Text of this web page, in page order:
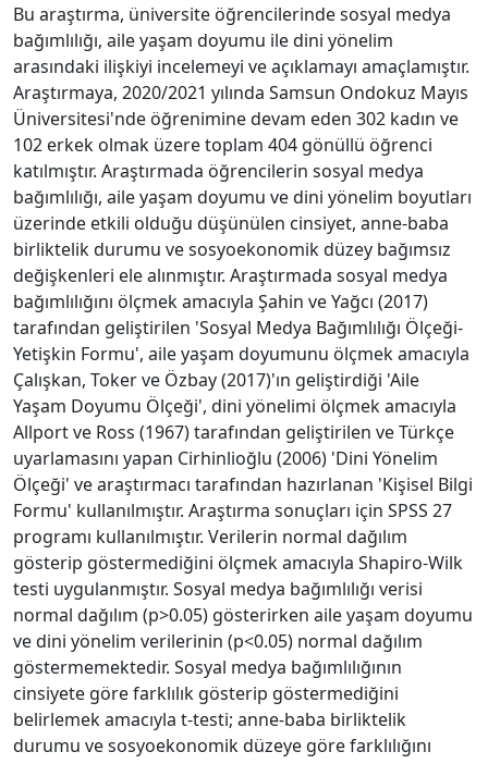
Bu araştırma, üniversite öğrencilerinde sosyal medya
bağımlılığı, aile yaşam doyumu ile dini yönelim
arasındaki ilişkiyi incelemeyi ve açıklamayı amaçlamıştır.
Araştırmaya, 2020/2021 yılında Samsun Ondokuz Mayıs
Üniversitesi'nde öğrenimine devam eden 302 kadın ve
102 erkek olmak üzere toplam 404 gönüllü öğrenci
katılmıştır. Araştırmada öğrencilerin sosyal medya
bağımlılığı, aile yaşam doyumu ve dini yönelim boyutları
üzerinde etkili olduğu düşünülen cinsiyet, anne-baba
birliktelik durumu ve sosyoekonomik düzey bağımsız
değişkenleri ele alınmıştır. Araştırmada sosyal medya
bağımlılığını ölçmek amacıyla Şahin ve Yağcı (2017)
tarafından geliştirilen 'Sosyal Medya Bağımlılığı Ölçeği-
Yetişkin Formu', aile yaşam doyumunu ölçmek amacıyla
Çalışkan, Toker ve Özbay (2017)'ın geliştirdiği 'Aile
Yaşam Doyumu Ölçeği', dini yönelimi ölçmek amacıyla
Allport ve Ross (1967) tarafından geliştirilen ve Türkçe
uyarlamasını yapan Cirhinlioğlu (2006) 'Dini Yönelim
Ölçeği' ve araştırmacı tarafından hazırlanan 'Kişisel Bilgi
Formu' kullanılmıştır. Araştırma sonuçları için SPSS 27
programı kullanılmıştır. Verilerin normal dağılım
gösterip göstermediğini ölçmek amacıyla Shapiro-Wilk
testi uygulanmıştır. Sosyal medya bağımlılığı verisi
normal dağılım (p>0.05) gösterirken aile yaşam doyumu
ve dini yönelim verilerinin (p<0.05) normal dağılım
göstermemektedir. Sosyal medya bağımlılığının
cinsiyete göre farklılık gösterip göstermediğini
belirlemek amacıyla t-testi; anne-baba birliktelik
durumu ve sosyoekonomik düzeye göre farklılığını